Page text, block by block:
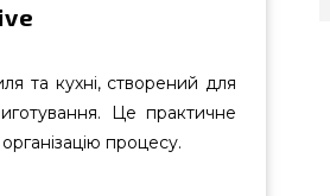
та кухні, створений для
Це практичне
процесу.